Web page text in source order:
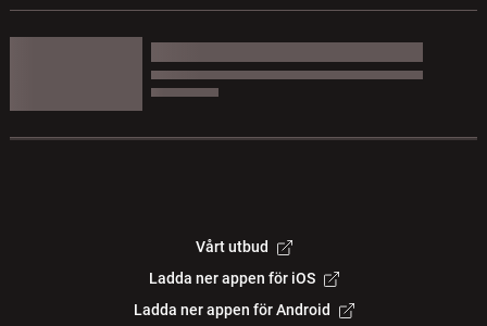
Vårt utbud
Ladda ner appen för iOS
Ladda ner appen för Android